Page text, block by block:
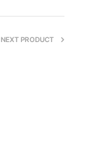
NEXT PRODUCT